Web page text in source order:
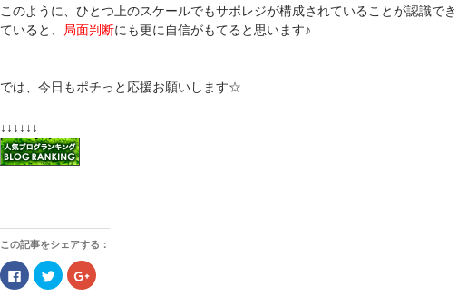
このように、ひとつ上のスケールでもサポレジが構成されていることが認識でき
ていると、
局面判断にも更に自信がもてると思います♪
では、今日もポチっと応援お願いします☆
↓↓↓↓↓↓
この記事をシェアする：
F
a
ク
リ
ク
リ